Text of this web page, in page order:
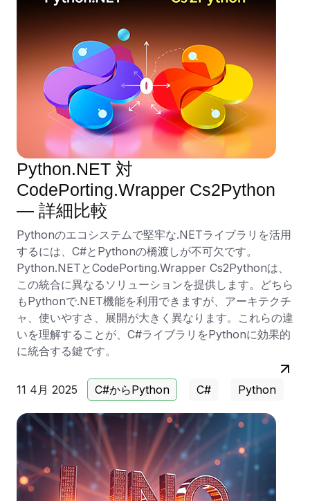
Python.NET 対
CodePorting.Wrapper Cs2Python
— 詳細比較
Pythonのエコシステムで堅牢な.NETライブラリを活用
するには、C#とPythonの橋渡しが不可欠です。
Python.NETとCodePorting.Wrapper Cs2Pythonは、
この統合に異なるソリューションを提供します。どちら
もPythonで.NET機能を利用できますが、アーキテクチ
ャ、使いやすさ、展開が大きく異なります。これらの違
いを理解することが、C#ライブラリをPythonに効果的
に統合する鍵です。
11 4月 2025 C#からPython C# Python